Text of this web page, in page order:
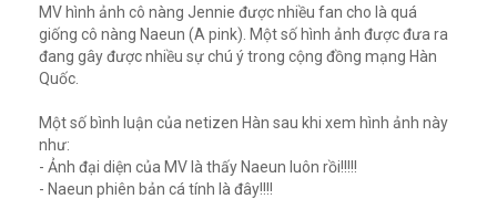
MV hình ảnh cô nàng Jennie được nhiều fan cho là quá
giống cô nàng Naeun (A pink). Một số hình ảnh được đưa ra
đang gây được nhiều sự chú ý trong cộng đồng mạng Hàn
Quốc.
Một số bình luận của netizen Hàn sau khi xem hình ảnh này
như:
- Ảnh đại diện của MV là thấy Naeun luôn rồi!!!!!
- Naeun phiên bản cá tính là đây!!!!